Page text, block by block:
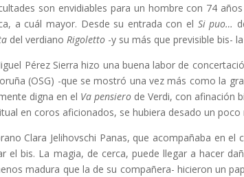
son envidiables para un hombre con 74
a cuál mayor. Desde su entrada con el Si puo…
del verdiano Rigoletto -y su más que previsible bis-
Pérez Sierra hizo una buena labor de
(OSG) -que se mostró una vez más como la
digna en el Va pensiero de Verdi, con afinación
en coros aficionados, se hubiera desado un
Clara Jelihovschi Panas, que acompañaba en
el bis. La magia, de cerca, puede llegar a hacer
madura que la de su compañera- hicieron un